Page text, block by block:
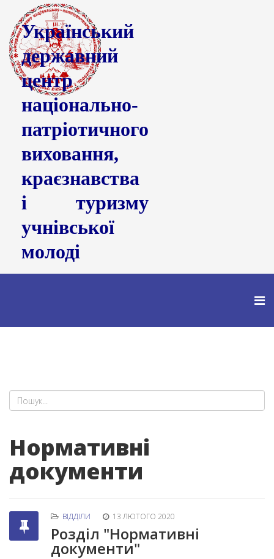
Український
державний
центр
національно-
патріотичного
виховання,
краєзнавства
і туризму
учнівської
молоді
Нормативні
документи
ВІДДІЛИ 13 ЛЮТОГО 2020
Розділ "Нормативні
документи"